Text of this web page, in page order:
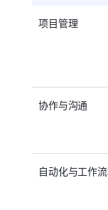
项目管理
协作与沟通
自动化与工作